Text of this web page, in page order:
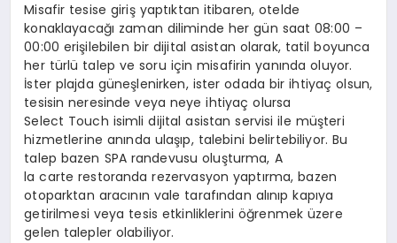
Misafir tesise giriş yaptıktan itibaren, otelde
konaklayacağı zaman diliminde her gün saat 08:00 –
00:00 erişilebilen bir dijital asistan olarak, tatil boyunca
her türlü talep ve soru için misafirin yanında oluyor.
İster plajda güneşlenirken, ister odada bir ihtiyaç olsun,
tesisin neresinde veya neye ihtiyaç olursa
Select Touch isimli dijital asistan servisi ile müşteri
hizmetlerine anında ulaşıp, talebini belirtebiliyor. Bu
talep bazen SPA randevusu oluşturma, A
la carte restoranda rezervasyon yaptırma, bazen
otoparktan aracının vale tarafından alınıp kapıya
getirilmesi veya tesis etkinliklerini öğrenmek üzere
gelen talepler olabiliyor.